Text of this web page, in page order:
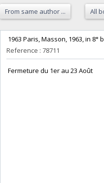
From same author ... All
1963 Paris, Masson, 1963, in 8°
Reference : 78711
‎ Fermeture du 1er au 23 Août‎